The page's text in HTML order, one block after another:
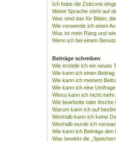
Ich habe die Zeitzone
Meine Sprache steht auf
Was sind das für Bilder,
Wie verwende ich einen
Was ist mein Rang und
Wenn ich bei einem
Beiträge schreiben
Wie erstelle ich ein neues
Wie kann ich einen
Wie kann ich meinem
Wie kann ich eine
Wieso kann ich nicht
Wie bearbeite oder lösche
Warum kann ich auf
Weshalb kann ich keine
Weshalb wurde ich
Wie kann ich Beiträge den
Was bewirkt die